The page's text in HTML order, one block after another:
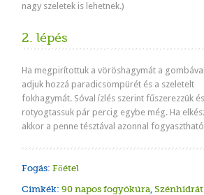
nagy szeletek is lehetnek.)
2. lépés
Ha megpirítottuk a vöröshagymát a
adjuk hozzá paradicsompürét és a szeletelt
fokhagymát. Sóval ízlés szerint fűszerezzük és
rotyogtassuk pár percig egybe még. Ha
akkor a penne tésztával azonnal
Fogás: Főétel
Cimkék: 90 napos fogyókúra, Szénhidrát